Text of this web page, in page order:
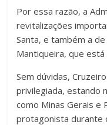
Por essa razão, a
revitalizações
Santa, e também a
Mantiqueira, que
Sem dúvidas,
privilegiada, estando
como Minas Gerais e
protagonista durante